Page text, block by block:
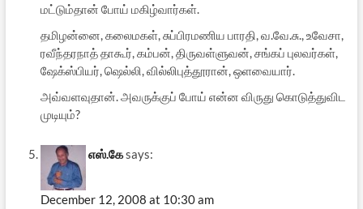
மட்டும்தான் போய் மகிழ்வார்கள்.
தமிழன்னை, கலைமகள், சுப்பிரமணிய பாரதி, வ.வே.சு., உவேசா,
ரவீந்தரநாத் தாகூர், கம்பன், திருவள்ளுவன், சங்கப் புலவர்கள்,
ஷேக்ஸ்பியர், ஷெல்லி, வில்லிபுத்தூரான், ஒளவையார்.
அவ்வளவுதான். அவருக்குப் போய் என்ன விருது கொடுத்துவிட
முடியும்?
எஸ்.கேsays:
December 12, 2008 at 10:30 am